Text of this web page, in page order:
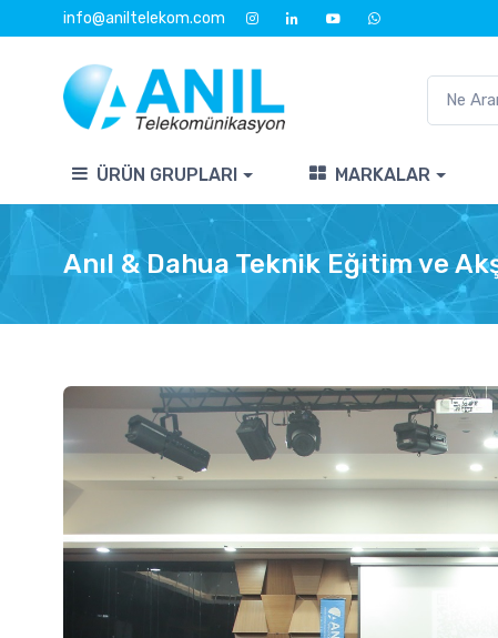
info@aniltelekom.com
ÜRÜN GRUPLARI MARKALAR
Anıl & Dahua Teknik Eğitim ve